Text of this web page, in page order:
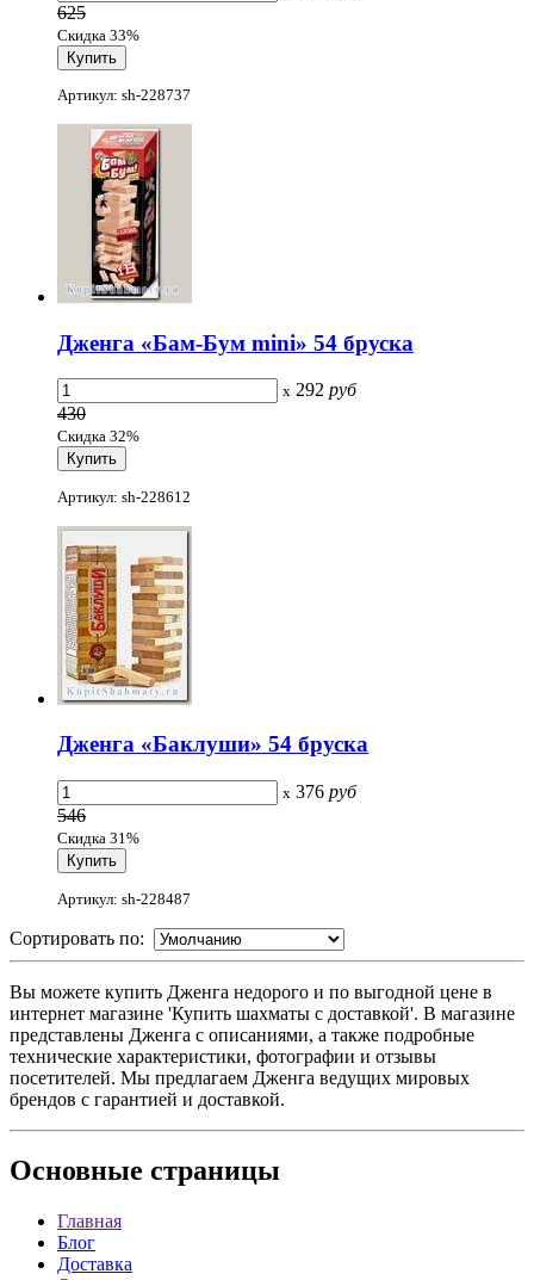
625
Скидка 33%
Артикул: sh-228737
Дженга «Бам-Бум mini» 54 бруска
x 292 руб
430
Скидка 32%
Артикул: sh-228612
Дженга «Баклуши» 54 бруска
x 376 руб
546
Скидка 31%
Артикул: sh-228487
Сортировать по:
Вы можете купить Дженга недорого и по выгодной цене в
интернет магазине 'Купить шахматы с доставкой'. В магазине
представлены Дженга с описаниями, а также подробные
технические характеристики, фотографии и отзывы
посетителей. Мы предлагаем Дженга ведущих мировых
брендов с гарантией и доставкой.
Основные страницы
Главная
Блог
Доставка